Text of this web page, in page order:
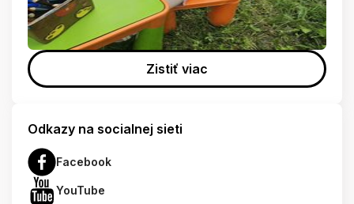
Zistiť viac
Odkazy na socialnej sieti
Facebook
YouTube